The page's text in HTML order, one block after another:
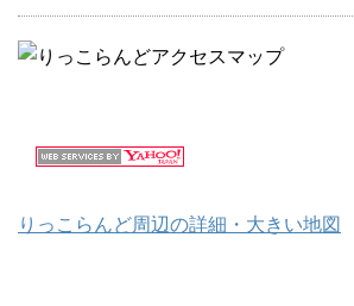
りっこらんど周辺の詳細・大きい地図